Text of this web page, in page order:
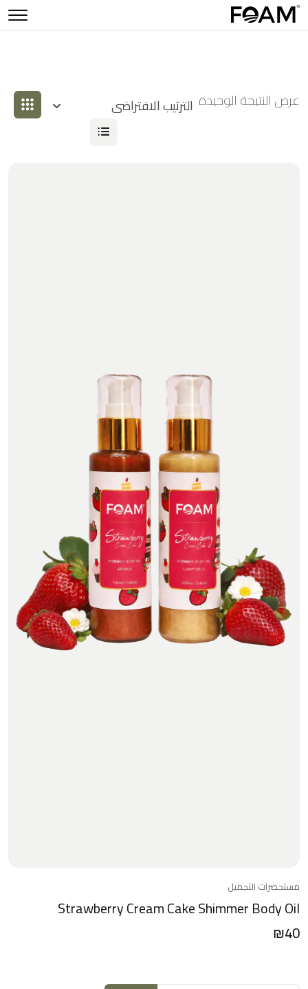
عرض النتيجة الوحيدة
مستحضرات التجميل
Strawberry Cream Cake Shimmer Body Oil
₪40